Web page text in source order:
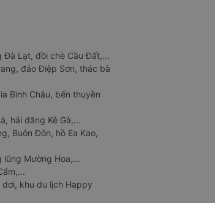
Đà Lạt, đồi chè Cầu Đất,...
đảo Điệp Sơn, thác bà
Bình Châu, bến thuyền
hải đăng Kê Gà,...
Buôn Đôn, hồ Ea Kao,
lũng Mường Hoa,...
dơi, khu du lịch Happy